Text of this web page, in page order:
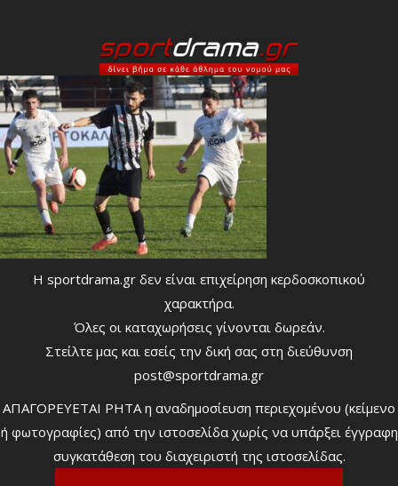
Η sportdrama.gr δεν είναι επιχείρηση κερδοσκοπικού
χαρακτήρα.
Όλες οι καταχωρήσεις γίνονται δωρεάν.
Στείλτε μας και εσείς την δική σας στη διεύθυνση
post@sportdrama.gr
ΑΠΑΓΟΡΕΥΕΤΑΙ ΡΗΤΑ η αναδημοσίευση περιεχομένου (κείμενο
ή φωτογραφίες) από την ιστοσελίδα χωρίς να υπάρξει έγγραφη
συγκατάθεση του διαχειριστή της ιστοσελίδας.